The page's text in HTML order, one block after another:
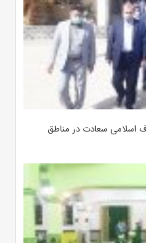
اسلامی سعادت در مناطق